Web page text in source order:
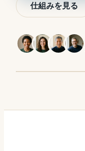
仕組みを見る
更
前